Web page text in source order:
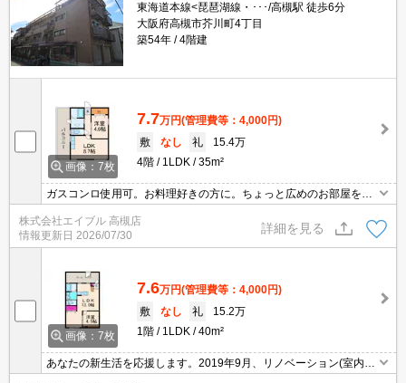
東海道本線<琵琶湖線・･･･/高槻駅 徒歩6分
大阪府高槻市芥川町4丁目
築54年
4階建
画像：7枚
7.7万円(管理費等：4,000円)
敷
なし 礼
15.4万
4階
1LDK 35m²
ガスコンロ使用可。お料理好きの方に。ちょっと広めのお部屋をお
探しのあなたへ。
株式会社エイブル 高槻店
情報更新日 2026/07/30
詳細を見る
画像：7枚
7.6万円(管理費等：4,000円)
敷
なし 礼
15.2万
1階
1LDK 40m²
あなたの新生活を応援します。2019年9月、リノベーション(室内全
面改装)済み。